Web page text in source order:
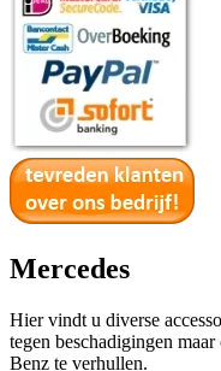
Mercedes
Hier vindt u diverse
tegen beschadigingen
Benz te verhullen.